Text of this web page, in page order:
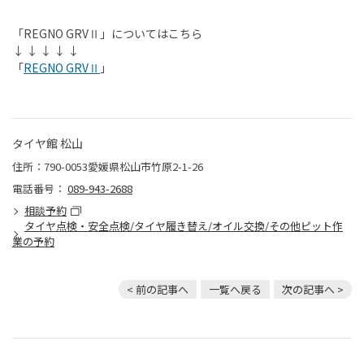
「REGNO GRVⅡ」についてはこちら
↓ ↓ ↓ ↓ ↓
「REGNO GRVⅡ 」
タイヤ館 松山
住所：790-0053愛媛県松山市竹原2-1-26
電話番号： 089-943-2688
相談予約
タイヤ点検・安全点検/タイヤ履き替え/オイル交換/その他ピット作
業の予約
< 前の記事へ 一覧へ戻る 次の記事へ >